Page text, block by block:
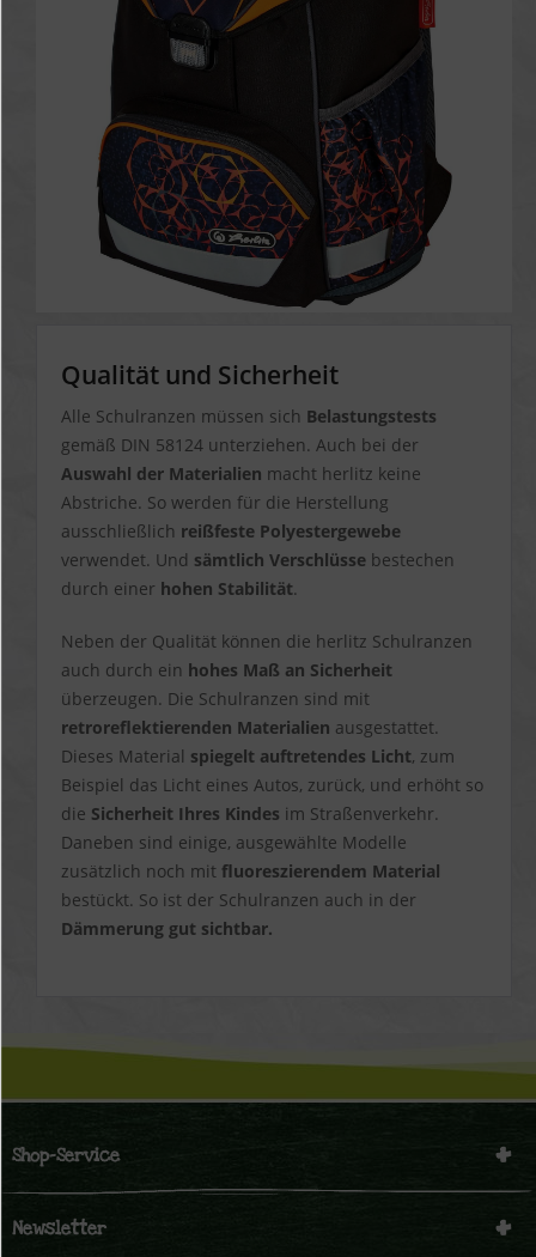
Qualität und Sicherheit
Alle Schulranzen müssen sich Belastungstests
gemäß DIN 58124 unterziehen. Auch bei der
Auswahl der Materialien macht herlitz keine
Abstriche. So werden für die Herstellung
ausschließlich reißfeste Polyestergewebe
verwendet. Und sämtlich Verschlüsse bestechen
durch einer hohen Stabilität.
Neben der Qualität können die herlitz Schulranzen
auch durch ein hohes Maß an Sicherheit
überzeugen. Die Schulranzen sind mit
retroreflektierenden Materialien ausgestattet.
Dieses Material spiegelt auftretendes Licht, zum
Beispiel das Licht eines Autos, zurück, und erhöht so
die Sicherheit Ihres Kindes im Straßenverkehr.
Daneben sind einige, ausgewählte Modelle
zusätzlich noch mit fluoreszierendem Material
bestückt. So ist der Schulranzen auch in der
Dämmerung gut sichtbar.
Shop-Service
Newsletter